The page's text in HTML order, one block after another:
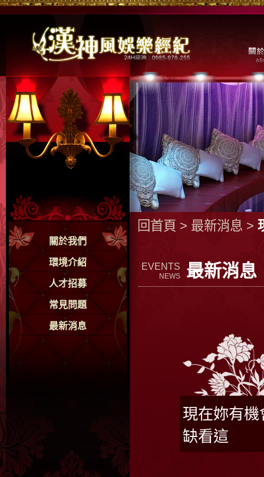
關於我們
環境介紹
人才招募
常見問題
最新消息
回首頁 > 最新消息 >
EVENTS
NEWS 最新消息
現在妳有
缺看這